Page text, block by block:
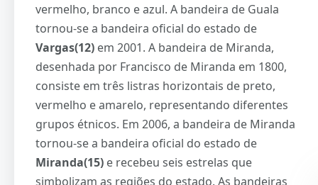
vermelho, branco e azul. A bandeira de Guala
tornou-se a bandeira oficial do estado de
Vargas(12) em 2001. A bandeira de Miranda,
desenhada por Francisco de Miranda em 1800,
consiste em três listras horizontais de preto,
vermelho e amarelo, representando diferentes
grupos étnicos. Em 2006, a bandeira de Miranda
tornou-se a bandeira oficial do estado de
Miranda(15) e recebeu seis estrelas que
simbolizam as regiões do estado. As bandeiras